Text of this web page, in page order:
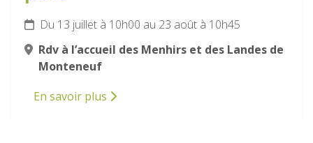
Du 13 juillet à 10h00 au 23 août à 10h45
Rdv à l’accueil des Menhirs et des Landes de
Monteneuf
En savoir plus